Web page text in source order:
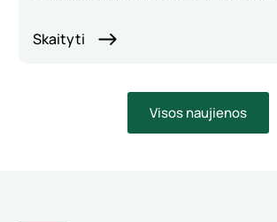
Skaityti
Visos naujienos